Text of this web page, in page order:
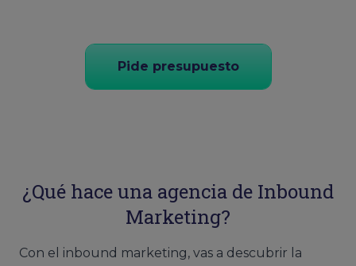
Pide presupuesto
¿Qué hace una agencia de Inbound
Marketing?
Con el inbound marketing, vas a descubrir la